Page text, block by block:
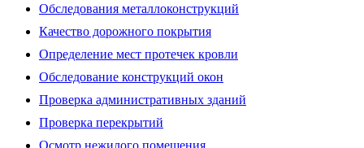
Обследования металлоконструкций
Качество дорожного покрытия
Определение мест протечек кровли
Обследование конструкций окон
Проверка административных зданий
Проверка перекрытий
Осмотр нежилого помещения